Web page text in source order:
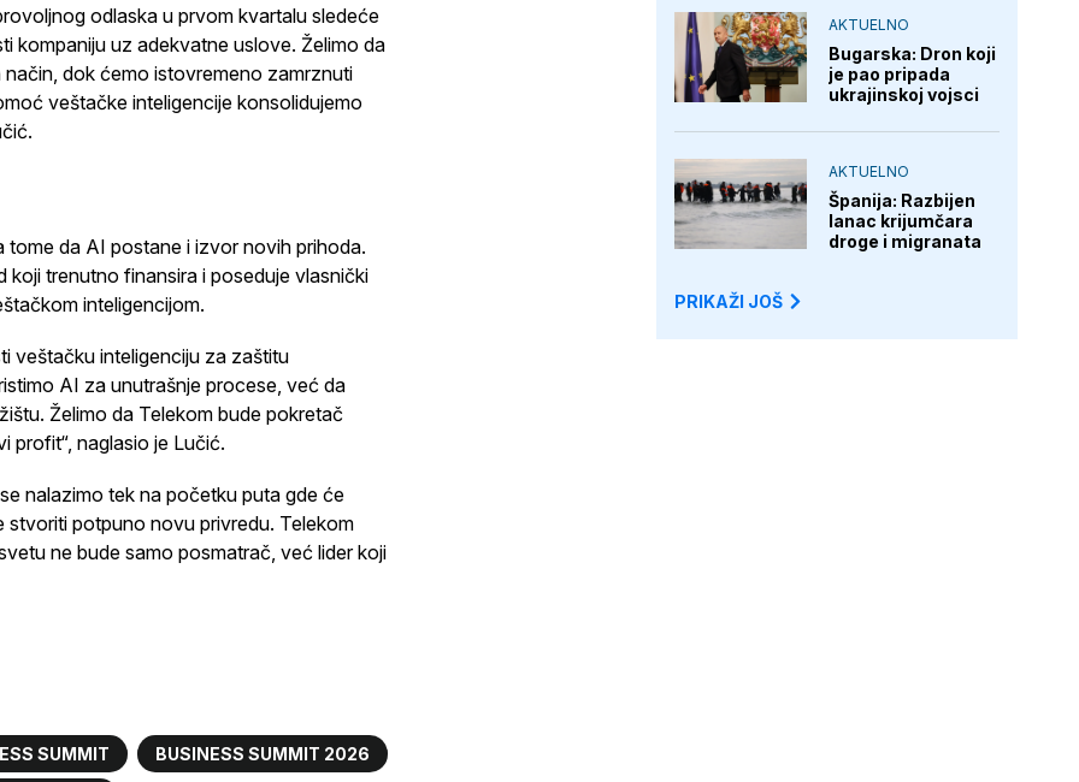
odlaska u prvom kvartalu sledeće
kompaniju uz adekvatne uslove. Želimo da
način, dok ćemo istovremeno zamrznuti
veštačke inteligencije konsolidujemo
tome da AI postane i izvor novih prihoda.
koji trenutno finansira i poseduje vlasnički
inteligencijom.
veštačku inteligenciju za zaštitu
AI za unutrašnje procese, već da
Želimo da Telekom bude pokretač
profit“, naglasio je Lučić.
nalazimo tek na početku puta gde će
stvoriti potpuno novu privredu. Telekom
ne bude samo posmatrač, već lider koji
SUMMIT BUSINESS SUMMIT 2026
AKTUELNO
Bugarska: Dron koji
je pao pripada
ukrajinskoj vojsci
AKTUELNO
Španija: Razbijen
lanac krijumčara
droge i migranata
PRIKAŽI JOŠ